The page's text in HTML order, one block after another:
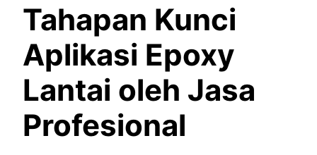
Tahapan Kunci
Aplikasi Epoxy
Lantai oleh Jasa
Profesional